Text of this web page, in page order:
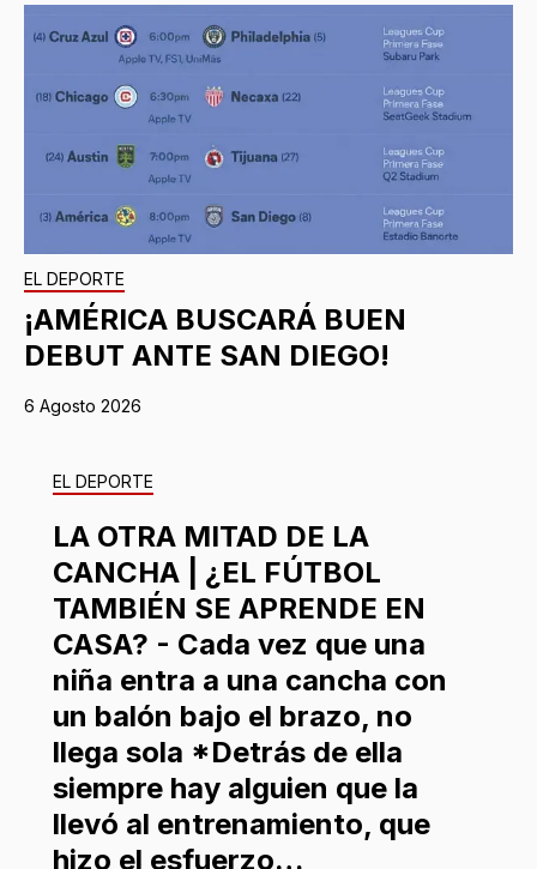
EL DEPORTE
¡AMÉRICA BUSCARÁ BUEN
DEBUT ANTE SAN DIEGO!
6 Agosto 2026
EL DEPORTE
LA OTRA MITAD DE LA
CANCHA | ¿EL FÚTBOL
TAMBIÉN SE APRENDE EN
CASA? - Cada vez que una
niña entra a una cancha con
un balón bajo el brazo, no
llega sola *Detrás de ella
siempre hay alguien que la
llevó al entrenamiento, que
hizo el esfuerzo…